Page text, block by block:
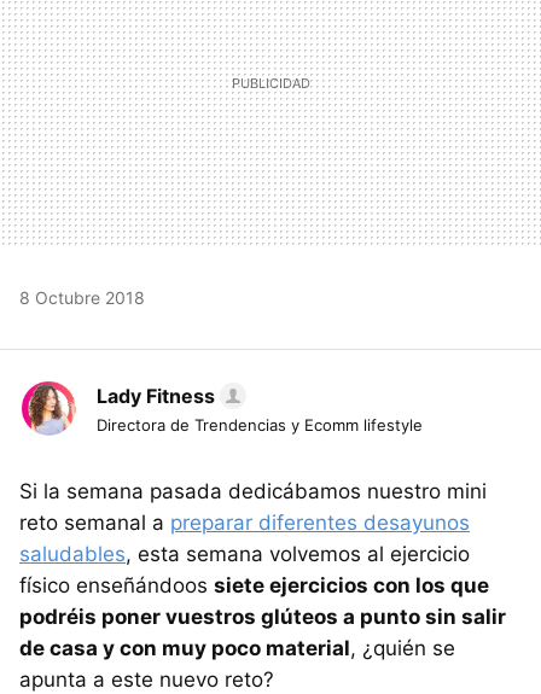
8 Octubre 2018
Lady Fitness
Directora de Trendencias y Ecomm lifestyle
Si la semana pasada dedicábamos nuestro mini
reto semanal a preparar diferentes desayunos
saludables, esta semana volvemos al ejercicio
físico enseñándoos siete ejercicios con los que
podréis poner vuestros glúteos a punto sin salir
de casa y con muy poco material, ¿quién se
apunta a este nuevo reto?